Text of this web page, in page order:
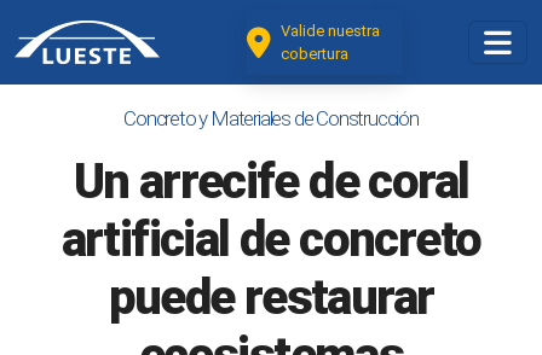
Valide nuestra
cobertura
Concreto y Materiales de Construcción
Un arrecife de coral
artificial de concreto
puede restaurar